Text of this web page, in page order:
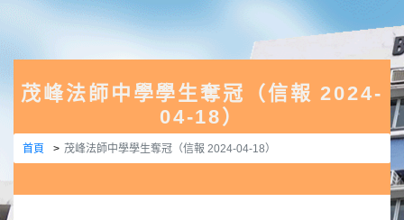
茂峰法師中學學生奪冠（信報 2024-
04-18）
首頁 茂峰法師中學學生奪冠（信報 2024-04-18）